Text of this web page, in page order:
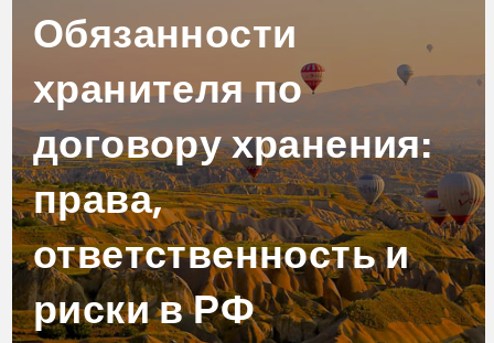
Обязанности
хранителя по
договору хранения:
права,
ответственность и
риски в РФ